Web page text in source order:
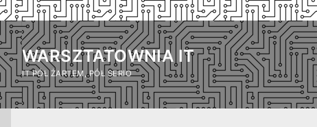
Przejdź
do
treściWARSZTATOWNIA IT
IT PÓŁ ŻARTEM, PÓŁ SERIO